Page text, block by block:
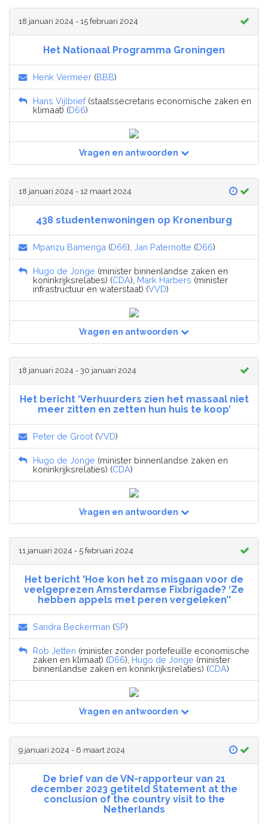
18 januari 2024 - 15 februari 2024
Het Nationaal Programma Groningen
Henk Vermeer (BBB)
Hans Vijlbrief(staatssecretaris economische zaken en
klimaat) (D66)
Vragen en antwoorden
18 januari 2024 - 12 maart 2024
438 studentenwoningen op Kronenburg
Mpanzu Bamenga (D66), Jan Paternotte (D66)
Hugo de Jonge (minister binnenlandse zaken en
koninkrijksrelaties) (CDA), Mark Harbers (minister
infrastructuur en waterstaat) (VVD)
Vragen en antwoorden
18 januari 2024 - 30 januari 2024
Het bericht ‘Verhuurders zien het massaal niet
meer zitten en zetten hun huis te koop’
Peter de Groot (VVD)
Hugo de Jonge (minister binnenlandse zaken en
koninkrijksrelaties) (CDA)
Vragen en antwoorden
11 januari 2024 - 5 februari 2024
Het bericht 'Hoe kon het zo misgaan voor de
veelgeprezen Amsterdamse Fixbrigade? ‘Ze
hebben appels met peren vergeleken’'
Sandra Beckerman (SP)
Rob Jetten (minister zonder portefeuille economische
zaken en klimaat) (D66), Hugo de Jonge (minister
binnenlandse zaken en koninkrijksrelaties) (CDA)
Vragen en antwoorden
9 januari 2024 - 6 maart 2024
De brief van de VN-rapporteur van 21
december 2023 getiteld Statement at the
conclusion of the country visit to the
Netherlands